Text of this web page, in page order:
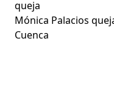
queja
Mónica Palacios
Cuenca